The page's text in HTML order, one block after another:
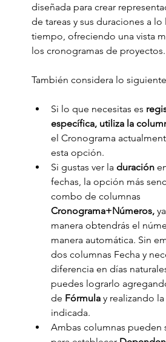
diseñada para crear
de tareas y sus duraciones a
tiempo, ofreciendo una vista
los cronogramas de proyectos.
También considera lo
Si lo que necesitas es
específica, utiliza la
el Cronograma
esta opción.
Si gustas ver la duración
fechas, la opción más
combo de columnas
Cronograma+Números,
manera obtendrás el
manera automática. Sin
dos columnas Fecha y
diferencia en días
puedes lograrlo
de Fórmula y realizando
indicada.
Ambas columnas pueden